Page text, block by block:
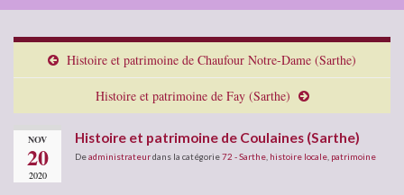
Histoire et patrimoine de Chaufour Notre-Dame (Sarthe)
Histoire et patrimoine de Fay (Sarthe)
NOV
20
2020
Histoire et patrimoine de Coulaines (Sarthe)
Deadministrateurdans la catégorie72 - Sarthe histoire locale patrimoine